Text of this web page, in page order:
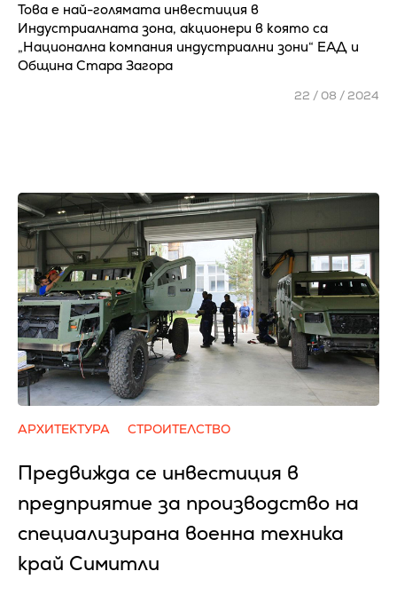
Това е най-голямата инвестиция в
Индустриалната зона, акционери в която са
„Национална компания индустриални зони“ ЕАД и
Община Стара Загора
22 / 08 / 2024
АРХИТЕКТУРА СТРОИТЕЛСТВО
Предвижда се инвестиция в
предприятие за производство на
специализирана военна техника
край Симитли